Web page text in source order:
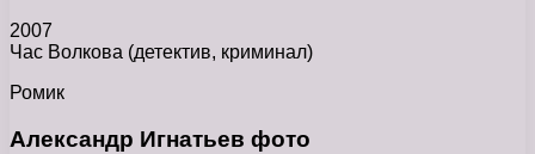
2007
Час Волкова (детектив, криминал)
Ромик
Александр Игнатьев фото